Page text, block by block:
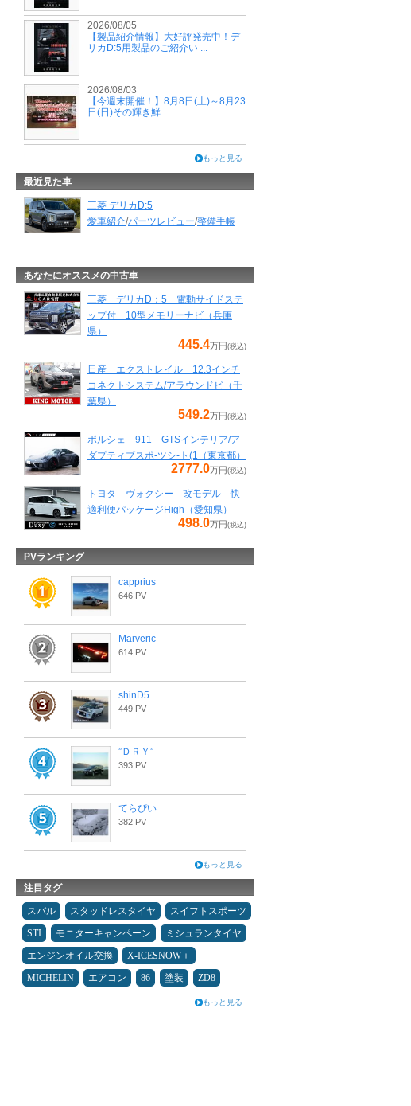
2026/08/05
【製品紹介情報】大好評発売中！デ
リカD:5用製品のご紹介い ...
2026/08/03
【今週末開催！】8月8日(土)～8月23
日(日)その輝き鮮 ...
もっと見る
最近見た車
三菱 デリカD:5
愛車紹介/パーツレビュー/整備手帳
あなたにオススメの中古車
三菱 デリカD：5 電動サイドステ
ップ付 10型メモリーナビ（兵庫
県）
445.4万円 (税込)
日産 エクストレイル 12.3インチ
コネクトシステム/アラウンドビ（千
葉県）
549.2万円 (税込)
ポルシェ 911 GTSインテリア/ア
ダプティブスポ-ツシ-ト(1（東京都）
2777.0万円 (税込)
トヨタ ヴォクシー 改モデル 快
適利便パッケージHigh（愛知県）
498.0万円 (税込)
PVランキング
capprius
646 PV
Marveric
614 PV
shinD5
449 PV
”ＤＲＹ”
393 PV
てらぴい
382 PV
もっと見る
注目タグ
スバル スタッドレスタイヤ
スイフトスポーツ
STI
モニターキャンペーン
ミシュランタイヤ
エンジンオイル交換
X-ICESNOW＋
MICHELIN
エアコン 86 塗装 ZD8
もっと見る